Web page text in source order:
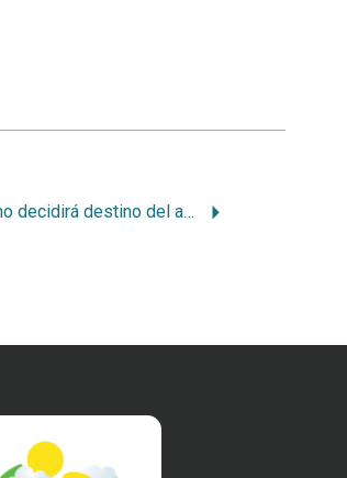
TLC no decidirá destino del ambiente